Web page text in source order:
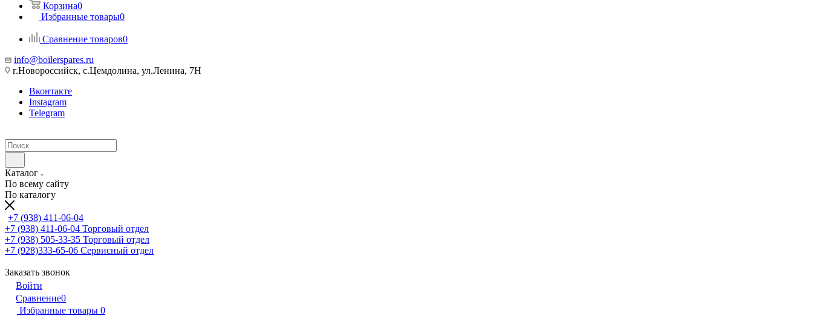
Корзина0
Избранные товары0
Сравнение товаров0
info@boilerspares.ru
г.Новороссийск, с.Цемдолина, ул.Ленина, 7Н
Вконтакте
Instagram
Telegram
Каталог
По всему сайту
По каталогу
+7 (938) 411-06-04
+7 (938) 411-06-04 Торговый отдел
+7 (938) 505-33-35 Торговый отдел
+7 (928)333-65-06 Сервисный отдел
Заказать звонок
Войти
Сравнение0
Избранные товары 0